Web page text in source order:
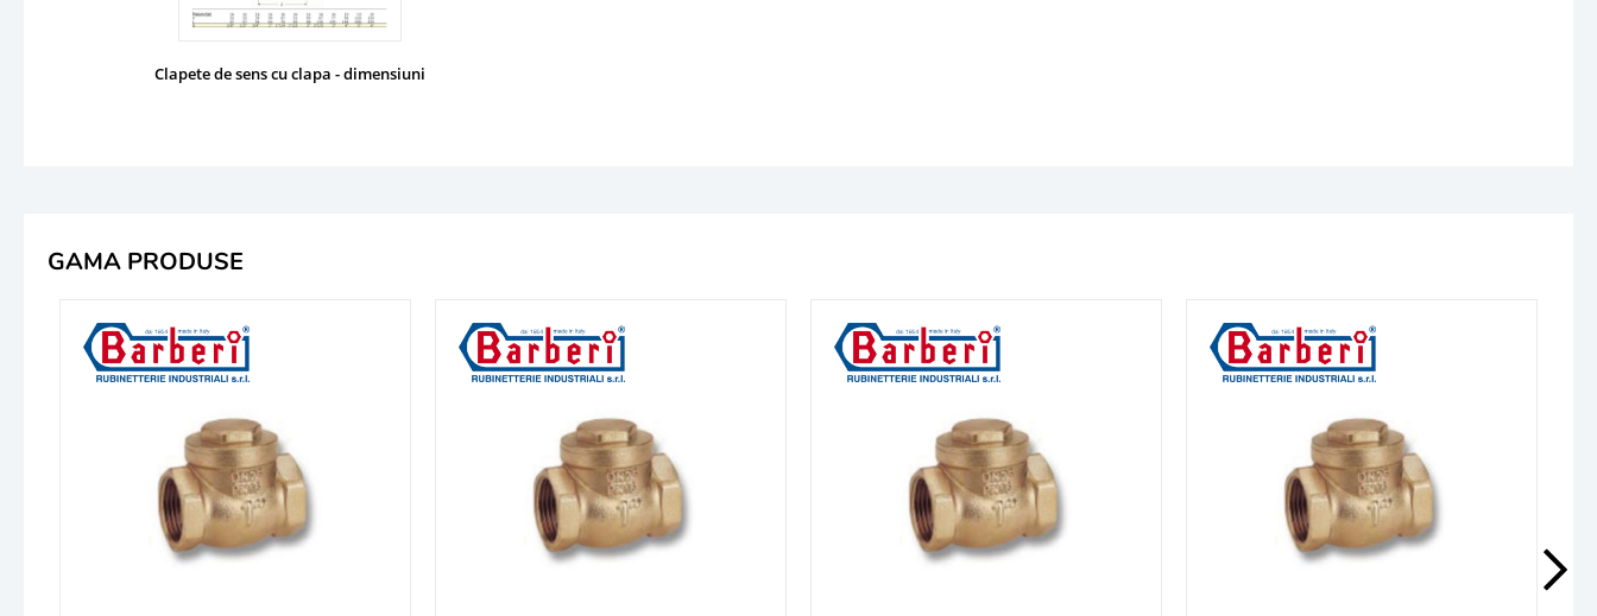
Clapete de sens cu clapa - dimensiuni
GAMA PRODUSE